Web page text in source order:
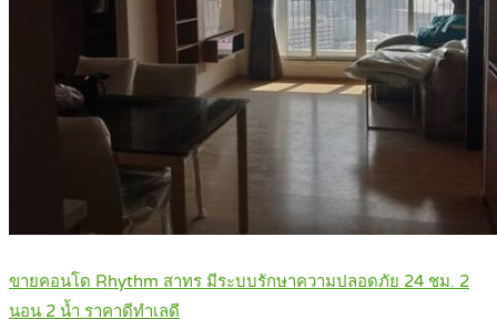
ขายคอนโด Rhythm สาทร มีระบบรักษาความปลอดภัย 24 ชม. 2
นอน 2 น้ำ ราคาดีทำเลดี